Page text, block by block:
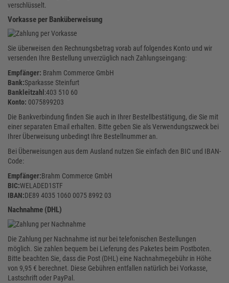
verschlüsselt.
Vorkasse per Banküberweisung
Sie überweisen den Rechnungsbetrag vorab auf folgendes Konto und wir
versenden Ihre Bestellung unverzüglich nach Zahlungseingang:
Empfänger: Brahm Commerce GmbH
Bank:Sparkasse Steinfurt
Bankleitzahl :403 510 60
Konto: 0075899203
Die Bankverbindung finden Sie auch in Ihrer Bestellbestätigung, die Sie mit
einer separaten Email erhalten. Bitte geben Sie als Verwendungszweck bei
Ihrer Überweisung unbedingt Ihre Bestellnummer an.
Bei Überweisungen aus dem Ausland nutzen Sie einfach den BIC und IBAN-
Code:
Empfänger:Brahm Commerce GmbH
BIC:WELADED1STF
IBAN:DE89 4035 1060 0075 8992 03
Nachnahme (DHL)
Die Zahlung per Nachnahme ist nur bei telefonischen Bestellungen
möglich. Sie zahlen bequem bei Lieferung des Paketes beim Postboten.
Bitte beachten Sie, dass die Post (DHL) eine Nachnahmegebühr in Höhe
von 9,95 € berechnet. Diese Gebühren entfallen natürlich bei Vorkasse,
Lastschrift oder PayPal.